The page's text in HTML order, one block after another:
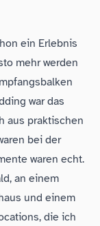
ein Erlebnis
mehr werden
war das
aus praktischen
bei der
waren echt.
an einem
und einem
die ich